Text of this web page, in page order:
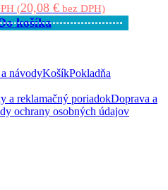
(20,08 €bez DPH)
košíka
návodyKošíkPokladňa
a reklamačný poriadokDoprava a
ochrany osobných údajov